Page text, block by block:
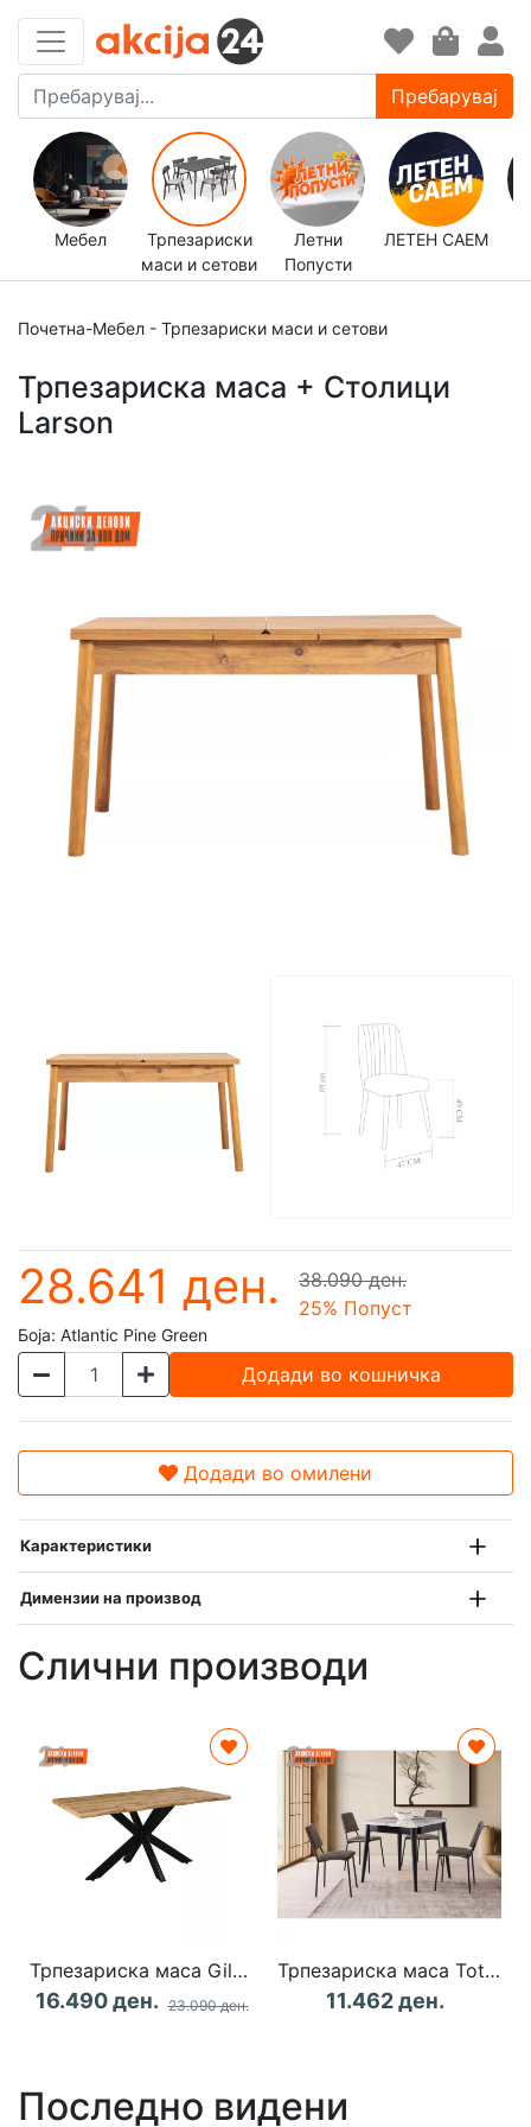
Пребарувај
Мебел
Трпезариски
маси и сетови
Летни
Попусти
ЛЕТЕН САЕМ
Почетна-Мебел - Трпезариски маси и сетови
Трпезариска маса + Столици
Larson
28.641 ден.
38.090 ден.
25% Попуст
Боја: Atlantic Pine Green
Додади во кошничка
Додади во омилени
Карактеристики
Димензии на производ
Слични производи
Трпезариска маса Gilman
16.490 ден. 23.090 ден.
Трпезариска маса Totem - 3042 White Marble
11.462 ден.
Последно видени